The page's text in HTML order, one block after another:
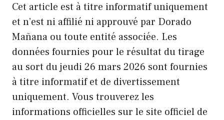
Cet article est à titre informatif uniquement
et n’est ni affilié ni approuvé par Dorado
Mañana ou toute entité associée. Les
données fournies pour le résultat du tirage
au sort du jeudi 26 mars 2026 sont fournies
à titre informatif et de divertissement
uniquement. Vous trouverez les
informations officielles sur le site officiel de